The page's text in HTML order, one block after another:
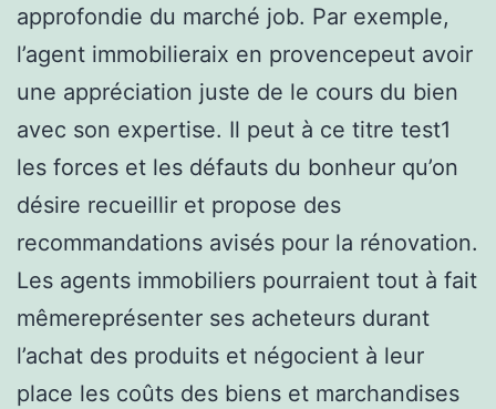
approfondie du marché job. Par exemple,
l’agent immobilieraix en provencepeut avoir
une appréciation juste de le cours du bien
avec son expertise. Il peut à ce titre test1
les forces et les défauts du bonheur qu’on
désire recueillir et propose des
recommandations avisés pour la rénovation.
Les agents immobiliers pourraient tout à fait
mêmereprésenter ses acheteurs durant
l’achat des produits et négocient à leur
place les coûts des biens et marchandises